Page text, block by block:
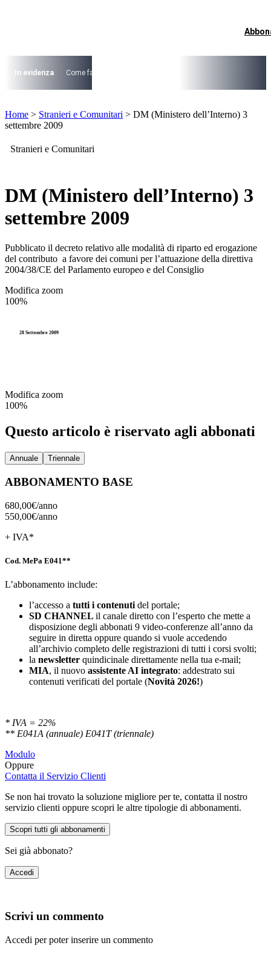
I più cercati
Lorem ipsum dolor sit amet consectetur
Lorem ipsum dolor sit amet consectetur
In evidenza Come fare per …
Lorem ipsum dolor sit amet consectetur
Home > Stranieri e Comunitari > DM (Ministero dell’Interno) 3
settembre 2009
Stranieri e Comunitari
DM (Ministero dell’Interno) 3
settembre 2009
Pubblicato il decreto relativo alle modalità di riparto ed erogazione
del contributo a favore dei comuni per l’attuazione della direttiva
2004/38/CE del Parlamento europeo e del Consiglio
Modifica zoom
100%
28 Settembre 2009
Modifica zoom
100%
Questo articolo è riservato agli abbonati
Annuale Triennale
ABBONAMENTO BASE
680,00€/anno
550,00€/anno
+ IVA*
Cod. MePa E041**
L’abbonamento include:
l’accesso a tutti i contenutidel portale;
SD CHANNEL il canale diretto con l’esperto che mette a
disposizione degli abbonati 9 video-conferenze all’anno da
seguire in diretta oppure quando si vuole accedendo
all’archivio completo delle registrazioni di tutti i corsi svolti;
la newsletter quindicinale direttamente nella tua e-mail;
MIA, il nuovo assistente AI integrato: addestrato sui
contenuti verificati del portale (Novità 2026!)
* IVA = 22%
** E041A (annuale) E041T (triennale)
Modulo
Oppure
Contatta il Servizio Clienti
Se non hai trovato la soluzione migliore per te, contatta il nostro
servizio clienti oppure scopri le altre tipologie di abbonamenti.
Scopri tutti gli abbonamenti
Sei già abbonato?
Accedi
Scrivi un commento
Accedi per poter inserire un commento